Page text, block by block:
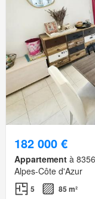
182 000 €
Appartement à
Alpes-Côte d'Azur
5 85 m²